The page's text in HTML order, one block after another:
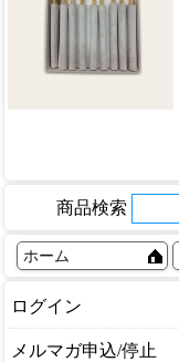
商品検索
ホーム
ログイン
メルマガ申込/停止